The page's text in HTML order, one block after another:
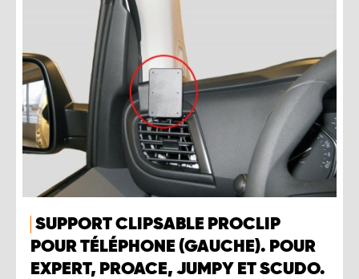
SUPPORT CLIPSABLE PROCLIP
POUR TÉLÉPHONE (GAUCHE). POUR
EXPERT, PROACE, JUMPY ET SCUDO.